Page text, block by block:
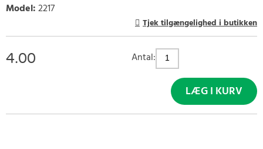
Model:2217
Tjek tilgængelighed i butikken
4.00 Antal:
LÆG I KURV